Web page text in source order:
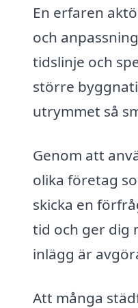
En erfaren
och
tidslinje och
större
utrymmet så
Genom att
olika företag
skicka en
tid och ger dig
inlägg är
Att många